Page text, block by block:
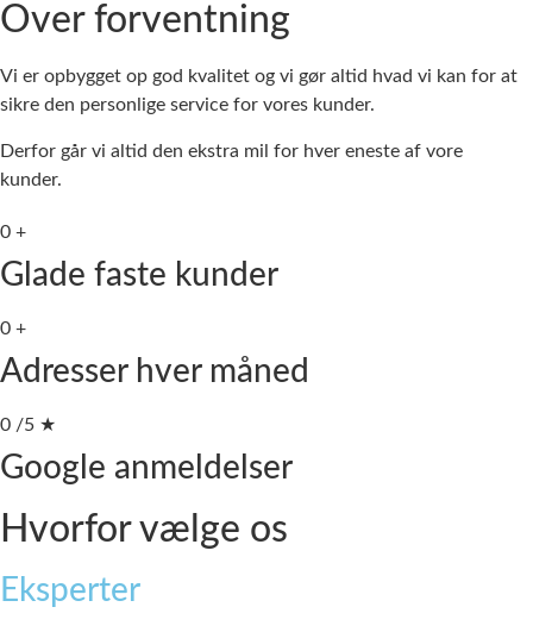
Over forventning
Vi er opbygget op god kvalitet og vi gør altid hvad vi kan for at
sikre den personlige service for vores kunder.
Derfor går vi altid den ekstra mil for hver eneste af vore
kunder.
0 +
Glade faste kunder
0 +
Adresser hver måned
0 /5 ★
Google anmeldelser
Hvorforvælge os
Eksperter